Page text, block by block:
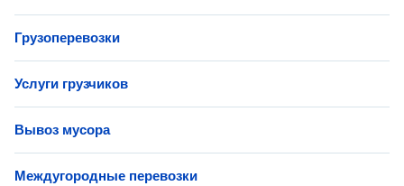
Грузоперевозки
Услуги грузчиков
Вывоз мусора
Междугородные перевозки